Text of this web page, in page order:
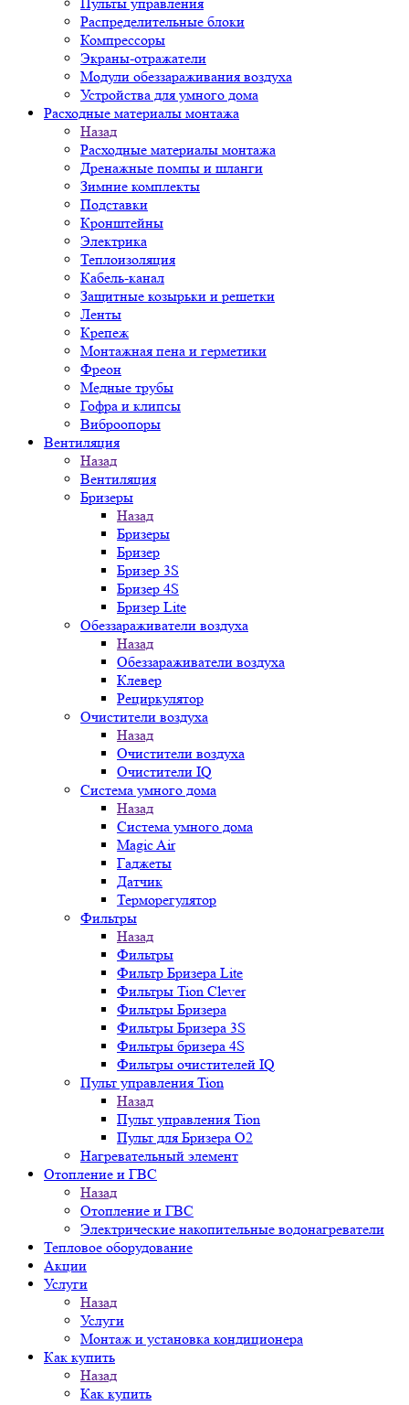
Распределительные блоки
Компрессоры
Экраны-отражатели
Модули обеззараживания воздуха
Устройства для умного дома
Расходные материалы монтажа
Назад
Расходные материалы монтажа
Дренажные помпы и шланги
Зимние комплекты
Подставки
Кронштейны
Электрика
Теплоизоляция
Кабель-канал
Защитные козырьки и решетки
Ленты
Крепеж
Монтажная пена и герметики
Фреон
Медные трубы
Гофра и клипсы
Виброопоры
Вентиляция
Назад
Вентиляция
Бризеры
Назад
Бризеры
Бризер
Бризер 3S
Бризер 4S
Бризер Lite
Обеззараживатели воздуха
Назад
Обеззараживатели воздуха
Клевер
Рециркулятор
Очистители воздуха
Назад
Очистители воздуха
Очистители IQ
Система умного дома
Назад
Система умного дома
Magic Air
Гаджеты
Датчик
Терморегулятор
Фильтры
Назад
Фильтры
Фильтр Бризера Lite
Фильтры Tion Clever
Фильтры Бризера
Фильтры Бризера 3S
Фильтры бризера 4S
Фильтры очистителей IQ
Пульт управления Tion
Назад
Пульт управления Tion
Пульт для Бризера O2
Нагревательный элемент
Отопление и ГВС
Назад
Отопление и ГВС
Электрические накопительные водонагреватели
Тепловое оборудование
Акции
Услуги
Назад
Услуги
Монтаж и установка кондиционера
Как купить
Назад
Как купить